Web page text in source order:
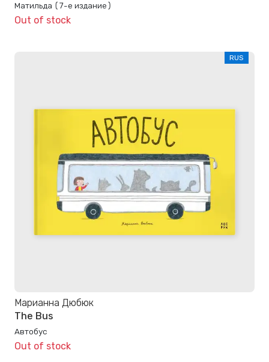
Матильда (7-е издание)
Out of stock
RUS
Марианна Дюбюк
The Bus
Автобус
Out of stock